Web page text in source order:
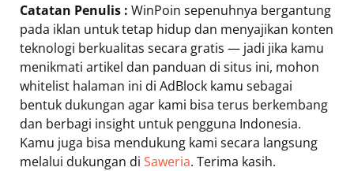
Catatan Penulis : WinPoin sepenuhnya bergantung
pada iklan untuk tetap hidup dan menyajikan konten
teknologi berkualitas secara gratis — jadi jika kamu
menikmati artikel dan panduan di situs ini, mohon
whitelist halaman ini di AdBlock kamu sebagai
bentuk dukungan agar kami bisa terus berkembang
dan berbagi insight untuk pengguna Indonesia.
Kamu juga bisa mendukung kami secara langsung
melalui dukungan di Saweria. Terima kasih.